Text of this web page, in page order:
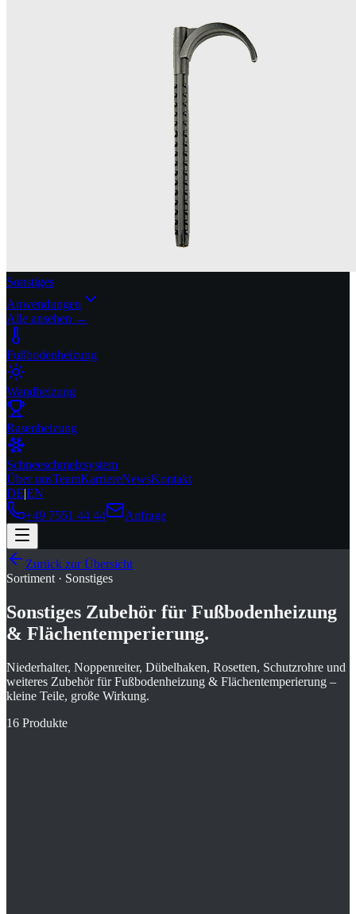
Sonstiges
Anwendungen
Alle ansehen →
Fußbodenheizung
Wandheizung
Rasenheizung
Schneeschmelzsystem
Über unsTeamKarriereNewsKontakt
DE|EN
+49 7551 44 44
Anfrage
Zurück zur Übersicht
Sortiment · Sonstiges
Sonstiges Zubehör für Fußbodenheizung
& Flächentemperierung.
Niederhalter, Noppenreiter, Dübelhaken, Rosetten, Schutzrohre und
weiteres Zubehör für Fußbodenheizung & Flächentemperierung –
kleine Teile, große Wirkung.
16 Produkte